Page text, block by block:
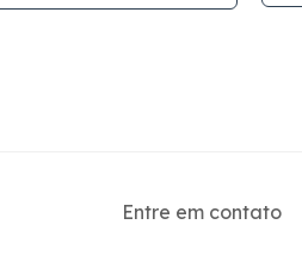
Entre em contato